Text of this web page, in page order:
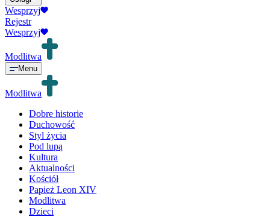
Wesprzyj
Rejestr
Wesprzyj
Modlitwa
Menu
Modlitwa
Dobre historie
Duchowość
Styl życia
Pod lupą
Kultura
Aktualności
Kościół
Papież Leon XIV
Modlitwa
Dzieci